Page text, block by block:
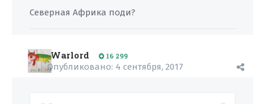
Северная Африка поди?
Warlord 16 299
Опубликовано: 4 сентября, 2017